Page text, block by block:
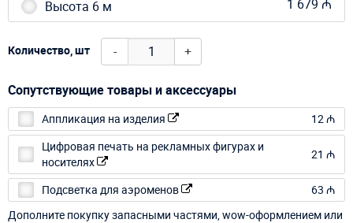
Высота 6 м 1 679 ₼
Количество, шт - +
Сопутствующие товары и аксессуары
Аппликация на изделия
12 ₼
Цифровая печать на рекламных фигурах и
носителях
21 ₼
Подсветка для аэроменов
63 ₼
Дополните покупку запасными частями, wow-оформлением или